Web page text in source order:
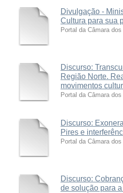
Divulgação -
Cultura para sua
Portal da Câmara
Discurso:
Região Norte.
movimentos
Portal da Câmara
Discurso:
Pires e
Portal da Câmara
Discurso:
de solução para